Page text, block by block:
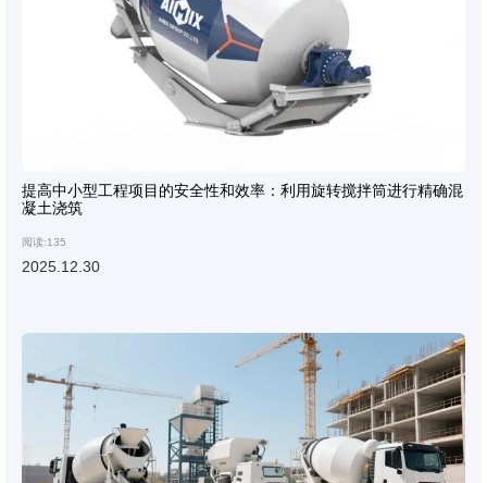
提高中小型工程项目的安全性和效率：利用旋转搅拌筒进行精确混
凝土浇筑
阅读:135
2025.12.30